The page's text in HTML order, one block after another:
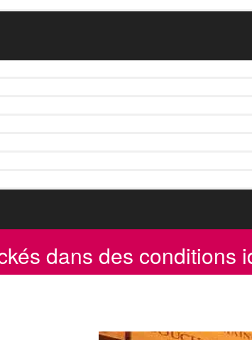
dans des conditions